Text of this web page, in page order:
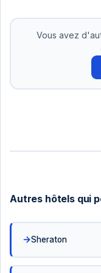
nous
Pas
Vous avez
Autres hôtels qui
Sheraton